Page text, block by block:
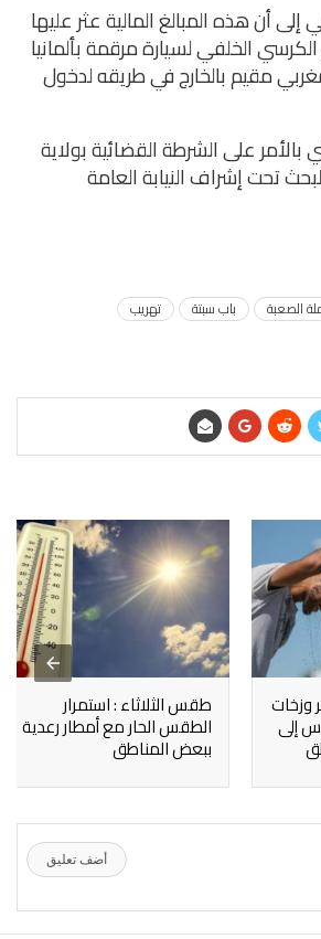
أن هذه المبالغ المالية عثر عليها
الخلفي لسيارة مرقمة بألمانيا
مقيم بالخارج في طريقه لدخول
على الشرطة القضائية بولاية
تحت إشراف النيابة العامة
الصعبة باب سبتة
تهريب
وزخات
إلى
طقس الثلاثاء : استمرار
الطقس الحار مع أمطار رعدية
ببعض المناطق
أضف تعليق